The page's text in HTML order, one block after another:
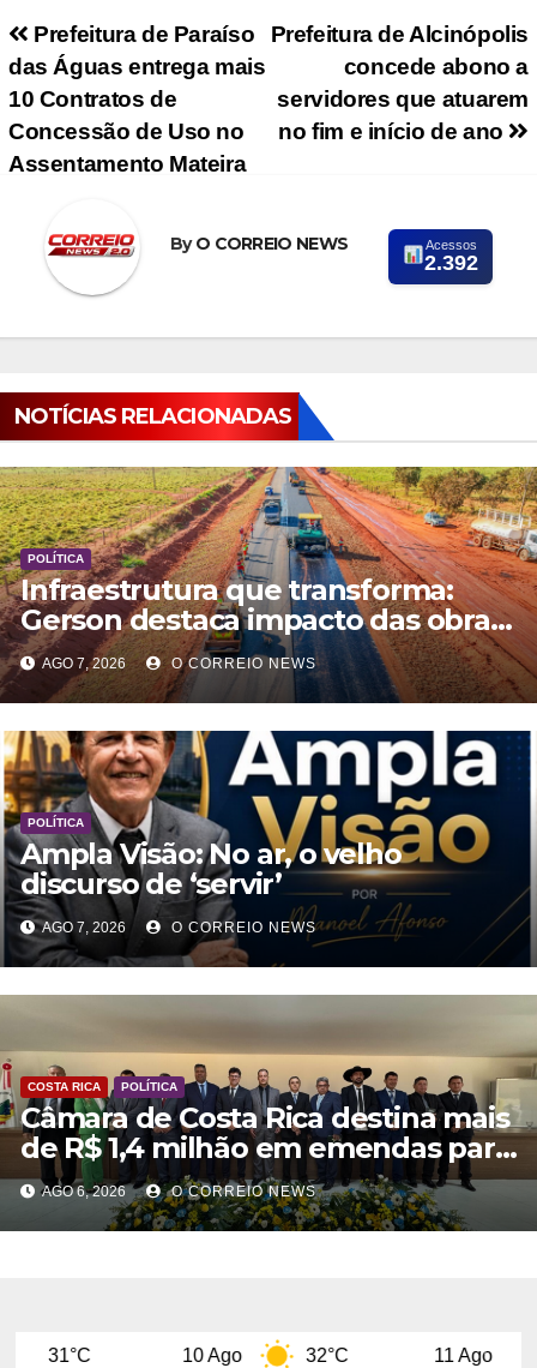
Navegação de PostPrefeitura de Alcinópolis
concede abono a
servidores que atuarem
no fim e início de ano
Prefeitura de Paraíso
das Águas entrega mais
10 Contratos de
Concessão de Uso no
Assentamento Mateira
ByO CORREIO NEWS Acessos
2.392
NOTÍCIAS RELACIONADAS
POLÍTICA
Infraestrutura que transforma:
Gerson destaca impacto das obras
rodoviárias no desenvolvimento e
na qualidade de vida em MS
AGO 7, 2026 O CORREIO NEWS
POLÍTICA
Ampla Visão: No ar, o velho
discurso de ‘servir’
AGO 7, 2026 O CORREIO NEWS
COSTA RICA POLÍTICA
Câmara de Costa Rica destina mais
de R$ 1,4 milhão em emendas para
investimentos em diversas áreas
AGO 6, 2026 O CORREIO NEWS
10 Ago 32°C 11 Ago 29°C